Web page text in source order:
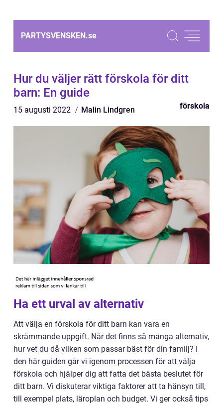
PARTYSVENSKEN.se
Hur du väljer rätt förskola för ditt
barn: En guide
15 augusti 2022 Malin Lindgren förskola
Ha ett urval av alternativ
Att välja en förskola för ditt barn kan vara en
skrämmande uppgift. När det finns så många alternativ,
hur vet du då vilken som passar bäst för din familj? I
den här guiden går vi igenom processen för att välja
förskola och hjälper dig att fatta det bästa beslutet för
ditt barn. Vi diskuterar viktiga faktorer att ta hänsyn till,
till exempel plats, läroplan och budget. Vi ger också tips